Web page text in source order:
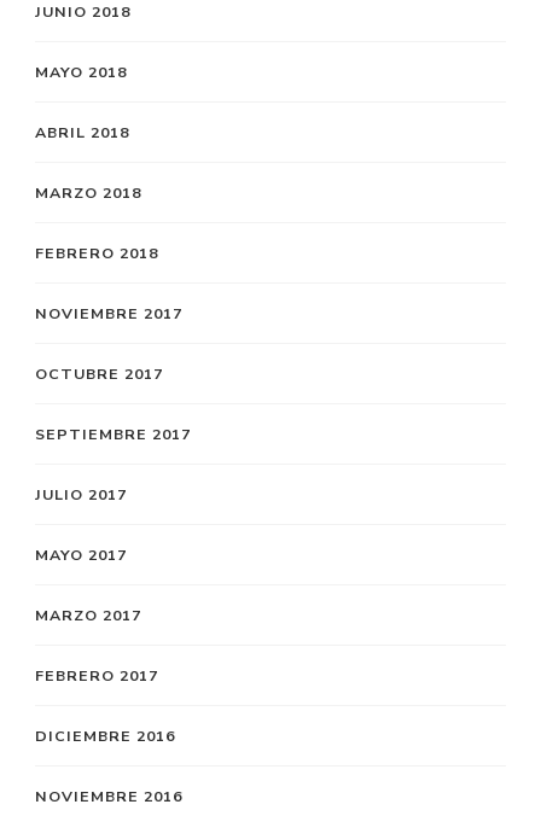
JUNIO 2018
MAYO 2018
ABRIL 2018
MARZO 2018
FEBRERO 2018
NOVIEMBRE 2017
OCTUBRE 2017
SEPTIEMBRE 2017
JULIO 2017
MAYO 2017
MARZO 2017
FEBRERO 2017
DICIEMBRE 2016
NOVIEMBRE 2016